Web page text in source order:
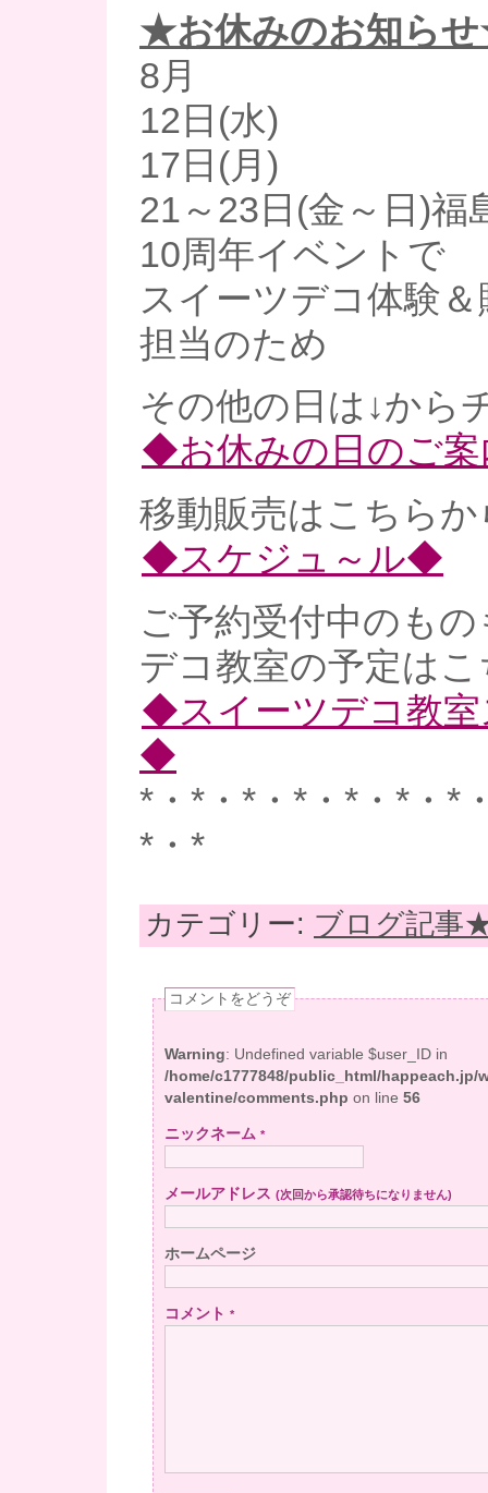
★お休みのお知ら
8月
12日(水)
17日(月)
21～23日(金～日)福
10周年イベントで
スイーツデコ体験
担当のため
その他の日は↓から
◆お休みの日のご
移動販売はこちら
◆スケジュ～ル◆
ご予約受付中のも
デコ教室の予定はこ
◆スイーツデコ教室
◆
*・*・*・*・*・*・*
*・*
カテゴリー: ブログ記事
コメントをどうぞ
Warning
: Undefined variable $user_ID in
/home/c1777848/public_html/happeach.jp/
valentine/comments.php on line 56
ニックネーム *
メールアドレス (次回から承認待ちになりません)
ホームページ
コメント *